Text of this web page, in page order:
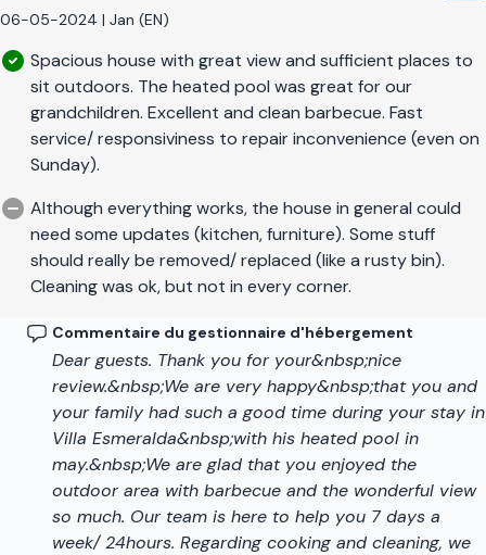
06-05-2024 | Jan (EN)
Spacious house with great view and sufficient places to
sit outdoors. The heated pool was great for our
grandchildren. Excellent and clean barbecue. Fast
service/ responsiviness to repair inconvenience (even on
Sunday).
Although everything works, the house in general could
need some updates (kitchen, furniture). Some stuff
should really be removed/ replaced (like a rusty bin).
Cleaning was ok, but not in every corner.
Commentaire du gestionnaire d'hébergement
Dear guests. Thank you for your&nbsp;nice
review.&nbsp;We are very happy&nbsp;that you and
your family had such a good time during your stay in
Villa Esmeralda&nbsp;with his heated pool in
may.&nbsp;We are glad that you enjoyed the
outdoor area with barbecue and the wonderful view
so much. Our team is here to help you 7 days a
week/ 24hours. Regarding cooking and cleaning, we